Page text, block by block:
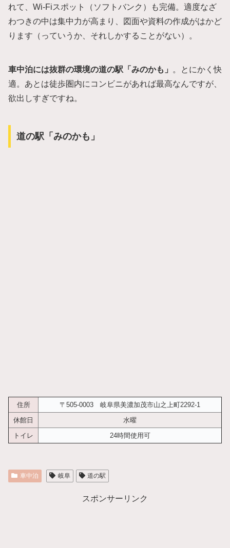
れて、Wi-Fiスポット（ソフトバンク）も完備。適度なざ
わつきの中は集中力が高まり、図面や資料の作成がはかど
ります（っていうか、それしかすることがない）。
車中泊には抜群の環境の道の駅「みのかも」
。とにかく快
適。あとは徒歩圏内にコンビニがあれば最高なんですが、
欲出しすぎですね。
道の駅「みのかも」
住所
〒505-0003 岐阜県美濃加茂市山之上町2292-1
休館日
水曜
トイレ
24時間使用可
車中泊 岐阜 道の駅
スポンサーリンク